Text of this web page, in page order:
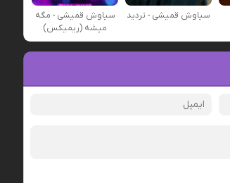
سیاوش قمیشی - تردید
سیاوش قمیشی - مگه
میشه (ریمیکس)